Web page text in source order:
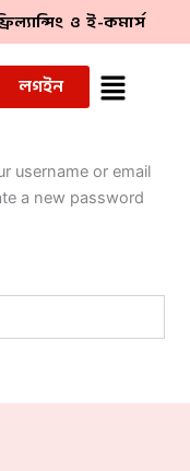
ও ই-কমার্স
কোর্স) ” 📢 ১০ম ব্যাচ
‘দ্রুত Inbox”
লগইন Menu
username or email
a new password